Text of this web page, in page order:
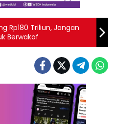
Rp180 Triliun, Jangan
Berwakaf